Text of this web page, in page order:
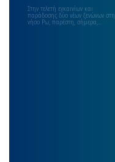
Στην τελετή εγκαινίων και
παράδοσης δύο νέων ξενώνων στη
νήσο Ρω, παρέστη, σήμερα,